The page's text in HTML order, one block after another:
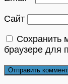
Сайт
Сохранить
браузере для